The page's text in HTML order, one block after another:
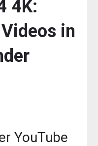
4K:
in
YouTube